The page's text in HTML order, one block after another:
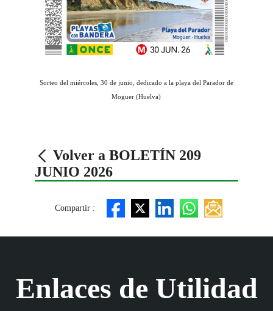
Sorteo del miércoles, 30 de junio, dedicado a la playa del Parador de
Moguer (Huelva)
Volver a BOLETÍN 209
JUNIO 2026
Compartir :
Enlaces de Utilidad